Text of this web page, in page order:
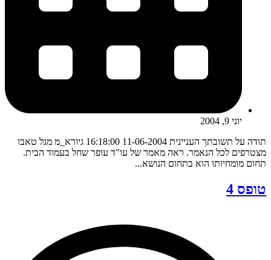
יוני 9, 2004
תודה על תשובתך העניינית 11-06-2004 16:18:00 גיורא_מ מגל טאבו
מצטרפים לכל הנאמר. ראה מאמר של עו"ד עופר שחל בעמוד הבית.
תחום מומחיותו הוא בתחום הנושא...
טופס 4